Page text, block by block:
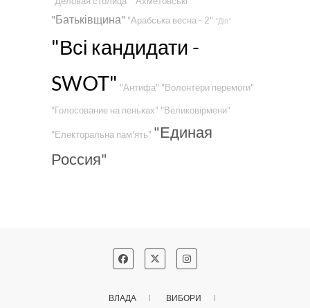
"Батьківщина" "Арабська весна - 2" "Дія"
"Всі кандидати -
SWOT" "Антифа" "Волонтери перемоги"
"Голосование на пеньках" "Великовірмени"
"Електоральна пам'ять" "Единая
Россия"
ВЛАДА ВИБОРИ